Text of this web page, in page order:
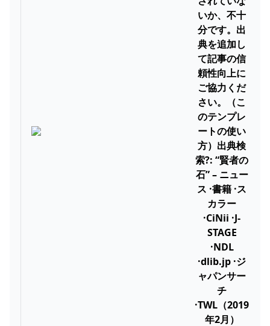
いか、不十
分です。出
典を追加し
て記事の信
頼性向上に
ご協力くだ
さい。（こ
のテンプレ
ートの使い
方）出典検
索?: “賢者の
石” – ニュー
ス ·書籍 ·ス
カラー
·CiNii ·J-
STAGE
·NDL
·dlib.jp ·ジ
ャパンサー
チ
·TWL（2019
年2月）